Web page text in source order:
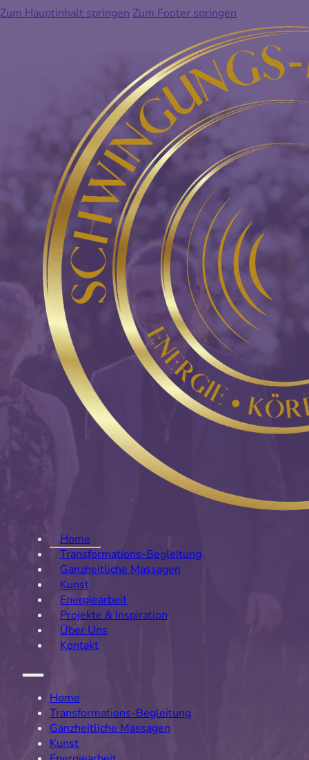
Zum Hauptinhalt springen Zum Footer springen
Home
Transformations-Begleitung
Ganzheitliche Massagen
Kunst
Energiearbeit
Projekte & Inspiration
Über Uns
Kontakt
Home
Transformations-Begleitung
Ganzheitliche Massagen
Kunst